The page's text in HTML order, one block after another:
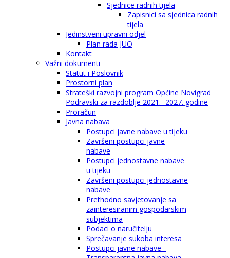
Sjednice radnih tijela
Zapisnici sa sjednica radnih
tijela
Jedinstveni upravni odjel
Plan rada JUO
Kontakt
Važni dokumenti
Statut i Poslovnik
Prostorni plan
Strateški razvojni program Općine Novigrad
Podravski za razdoblje 2021.- 2027. godine
Proračun
Javna nabava
Postupci javne nabave u tijeku
Završeni postupci javne
nabave
Postupci jednostavne nabave
u tijeku
Završeni postupci jednostavne
nabave
Prethodno savjetovanje sa
zainteresiranim gospodarskim
subjektima
Podaci o naručitelju
Sprečavanje sukoba interesa
Postupci javne nabave -